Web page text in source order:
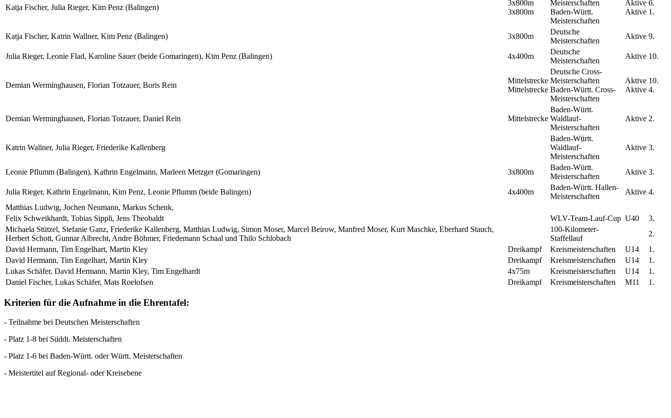
Katja Fischer, Julia Rieger, Kim Penz (Balingen)
3x800m
3x800m
Meisterschaften
Baden-Württ.
Meisterschaften
Aktive
Aktive
6.
1.
Katja Fischer, Katrin Wallner, Kim Penz (Balingen) 3x800m
Deutsche
Meisterschaften
Aktive 9.
Julia Rieger, Leonie Flad, Karoline Sauer (beide Gomaringen), Kim Penz (Balingen) 4x400m
Deutsche
Meisterschaften
Aktive 10.
Demian Werminghausen, Florian Totzauer, Boris Rein
Mittelstrecke
Mittelstrecke
Deutsche Cross-
Meisterschaften
Baden-Württ. Cross-
Meisterschaften
Aktive
Aktive
10.
4.
Demian Werminghausen, Florian Totzauer, Daniel Rein Mittelstrecke
Baden-Württ.
Waldlauf-
Meisterschaften
Aktive 2.
Katrin Wallner, Julia Rieger, Friederike Kallenberg
Baden-Württ.
Waldlauf-
Meisterschaften
Aktive 3.
Leonie Pflumm (Balingen), Kathrin Engelmann, Marleen Metzger (Gomaringen) 3x800m
Baden-Württ.
Meisterschaften
Aktive 3.
Julia Rieger, Kathrin Engelmann, Kim Penz, Leonie Pflumm (beide Balingen) 4x400m
Baden-Württ. Hallen-
Meisterschaften
Aktive 4.
Matthias Ludwig, Jochen Neumann, Markus Schenk,
Felix Schweikhardt, Tobias Sippli, Jens Theobaldt
WLV-Team-Lauf-Cup U40
3.
Michaela Stützel, Stefanie Ganz, Friederike Kallenberg, Matthias Ludwig, Simon Moser, Marcel Beirow, Manfred Moser, Kurt Maschke, Eberhard Stauch,
Herbert Schott, Gunnar Albrecht, Andre Böhmer, Friedemann Schaal und Thilo Schlobach
100-Kilometer-
Staffellauf
2.
David Hermann, Tim Engelhart, Martin Kley
Dreikampf Kreismeisterschaften U14
1.
David Hermann, Tim Engelhart, Martin Kley
Dreikampf Kreismeisterschaften U14
1.
Lukas Schäfer, David Hermann, Martin Kley, Tim Engelhardt
4x75m Kreismeisterschaften U14
1.
Daniel Fischer, Lukas Schäfer, Mats Roelofsen
Dreikampf Kreismeisterschaften M11 1.
Kriterien für die Aufnahme in die Ehrentafel:
- Teilnahme bei Deutschen Meisterschaften
- Platz 1-8 bei Süddt. Meisterschaften
- Platz 1-6 bei Baden-Württ. oder Württ. Meisterschaften
- Meistertitel auf Regional- oder Kreisebene